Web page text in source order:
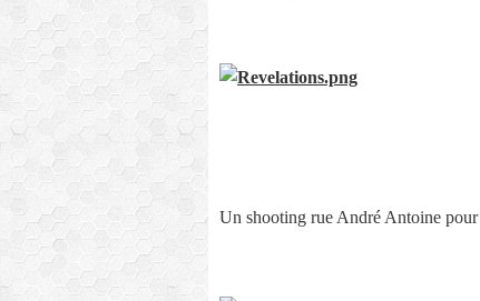
Un shooting rue André Antoine pour